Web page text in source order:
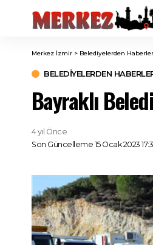
Merkez İzmir > Belediyelerden Haberler
BELEDIYELERDEN
Bayraklı
Son Güncelleme 15 Ocak 2023
4 yıl Önce